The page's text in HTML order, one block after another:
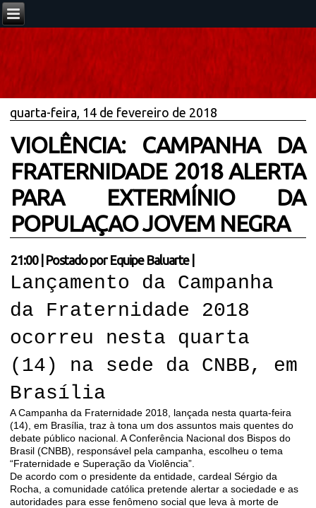
quarta-feira, 14 de fevereiro de 2018
VIOLÊNCIA: CAMPANHA DA
FRATERNIDADE 2018 ALERTA
PARA EXTERMÍNIO DA
POPULAÇAO JOVEM NEGRA
21:00| Postado por Equipe Baluarte
Lançamento da Campanha
da Fraternidade 2018
ocorreu nesta quarta
(14) na sede da CNBB, em
Brasília
A Campanha da Fraternidade 2018, lançada nesta quarta-feira
(14), em Brasília, traz à tona um dos assuntos mais quentes do
debate público nacional. A Conferência Nacional dos Bispos do
Brasil (CNBB), responsável pela campanha, escolheu o tema
“Fraternidade e Superação da Violência”.
De acordo com o presidente da entidade, cardeal Sérgio da
Rocha, a comunidade católica pretende alertar a sociedade e as
autoridades para esse fenômeno social que leva à morte de